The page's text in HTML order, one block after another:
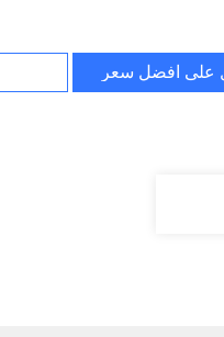
على افضل سعر